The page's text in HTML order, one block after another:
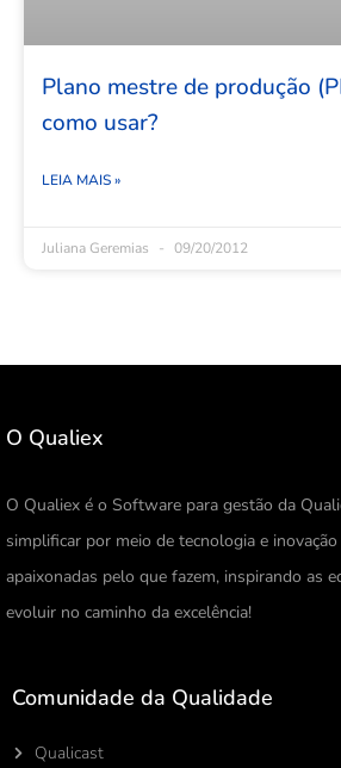
Plano mestre de produção
como usar?
LEIA MAIS »
Juliana Geremias 09/20/2012
O Qualiex
O Qualiex é o Software para gestão da
simplificar por meio de tecnologia e
apaixonadas pelo que fazem, inspirando as
evoluir no caminho da excelência!
Comunidade da Qualidade
Qualicast